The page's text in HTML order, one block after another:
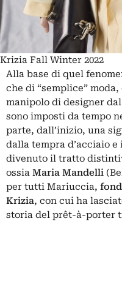
Krizia Fall Winter 2022
Alla base di quel
che di “semplice”
manipolo di designer
sono imposti da tempo
parte, dall’inizio, una
dalla tempra d’acciaio
divenuto il tratto
ossia Maria Mandelli
per tutti Mariuccia,
Krizia, con cui ha
storia del prêt-à-porter